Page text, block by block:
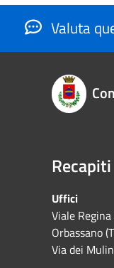
Valuta
Recapiti
Uffici
Viale
Orbassano
Via dei